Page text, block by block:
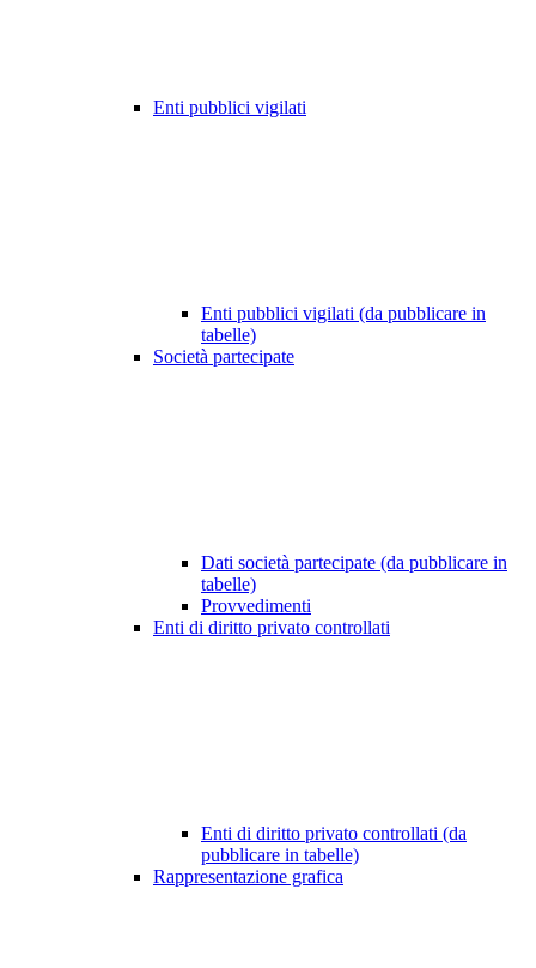
Enti pubblici vigilati
Enti pubblici vigilati (da pubblicare in
tabelle)
Società partecipate
Dati società partecipate (da pubblicare in
tabelle)
Provvedimenti
Enti di diritto privato controllati
Enti di diritto privato controllati (da
pubblicare in tabelle)
Rappresentazione grafica